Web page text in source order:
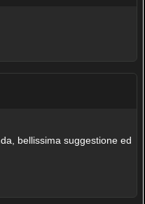
bellissima suggestione ed